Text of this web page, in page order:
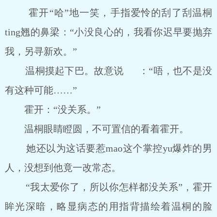
霍开“哈”地一笑，手指爱怜的刮了刮温桐
ting翘的鼻梁：“小没良心的，我看你迟早要抛弃
我，另寻新欢。”
温桐摸起下巴。故意说 ：“唔，也不是没
有这种可能……”
霍开：“没关系。”
温桐眼睛瞪圆，不可置信的看着霍开。
她还以为这话要惹mao这个掌控yu爆炸的男
人，没想到他竟一改常态。
“我太爱你了，所以你怎样都没关系”，霍开
眸光深暗，略显病态的用指背描绘着温桐的脸